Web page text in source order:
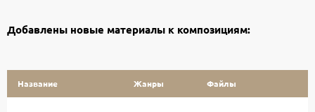
Добавлены новые материалы к композициям:
Название Жанры Файлы